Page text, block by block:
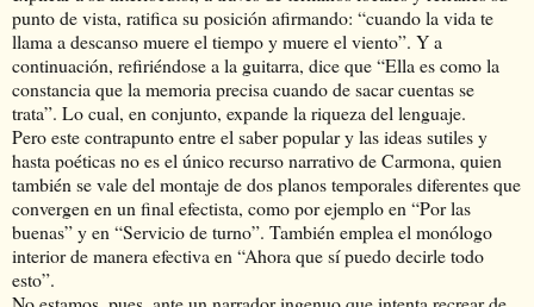
punto de vista, ratifica su posición afirmando: “cuando la vida te
llama a descanso muere el tiempo y muere el viento”. Y a
continuación, refiriéndose a la guitarra, dice que “Ella es como la
constancia que la memoria precisa cuando de sacar cuentas se
trata”. Lo cual, en conjunto, expande la riqueza del lenguaje.
Pero este contrapunto entre el saber popular y las ideas sutiles y
hasta poéticas no es el único recurso narrativo de Carmona, quien
también se vale del montaje de dos planos temporales diferentes que
convergen en un final efectista, como por ejemplo en “Por las
buenas” y en “Servicio de turno”. También emplea el monólogo
interior de manera efectiva en “Ahora que sí puedo decirle todo
esto”.